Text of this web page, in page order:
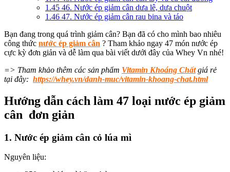
1.45 46. Nước ép giảm cân dưa lê, dưa chuột
1.46 47. Nước ép giảm cân rau bina và táo
Bạn đang trong quá trình giảm cân? Bạn đã có cho mình bao nhiêu
công thức nước ép giảm cân ? Tham khảo ngay 47 món nước ép
cực kỳ đơn giản và dễ làm qua bài viết dưới đây của Whey Vn nhé!
=> Tham khảo thêm các sản phẩm Vitamin Khoáng Chấtgiá rẻ
tại đây: https://whey.vn/danh-muc/vitamin-khoang-chat.html
Hướng dẫn cách làm 47 loại nước ép giảm
cân đơn giản
1. Nước ép giảm cân cỏ lúa mì
Nguyên liệu: